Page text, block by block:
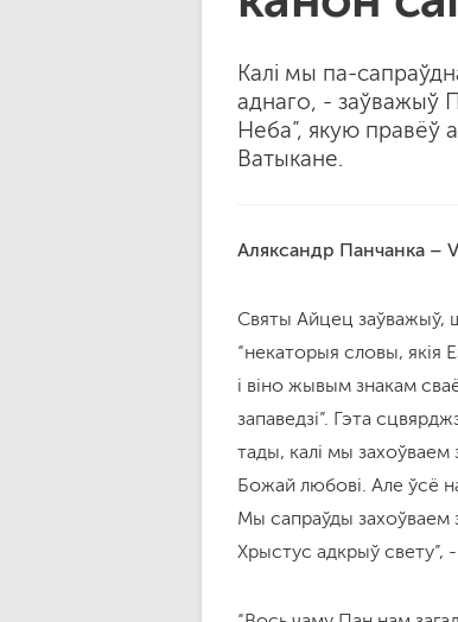
Калі мы па-
аднаго, - заўважыў
Неба”, якую правёў
Ватыкане.
Аляксандр Панчанка –
Святы Айцец заўважыў,
“некаторыя словы, якія
і віно жывым знакам
запаведзі”. Гэта
тады, калі мы захоўваем
Божай любові. Але ўсё
Мы сапраўды захоўваем
Хрыстус адкрыў свету”,